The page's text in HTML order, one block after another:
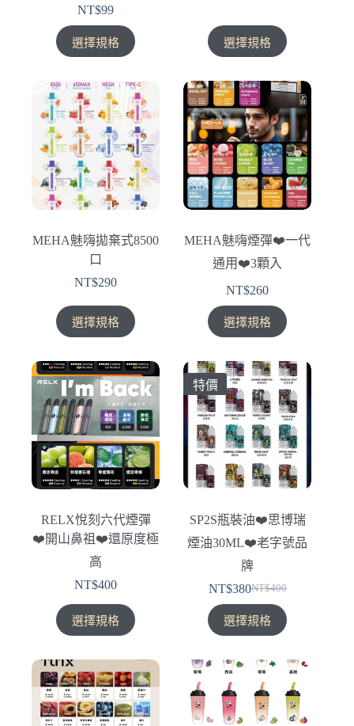
擇
選
項
選
項
NT$99
選擇規格
此
產
有
多
種
款
式。
可
在
品
頁
面
擇
選
項
格：
NT$260。
格：
NT$230。
選擇規格
此
產
有
多
種
款
式。
可
在
品
頁
面
擇
選
項
MEHA魅嗨拋棄式8500
口
NT$290
選擇規格
此
產
有
多
種
款
式。
可
在
品
頁
面
選
選
項
MEHA魅嗨煙彈❤️‍一代
通用❤️‍3顆入
NT$260
選擇規格
此
產
有
多
種
款
式。
可
在
品
頁
面
選
選
項
RELX悅刻六代煙彈
❤️‍開山鼻祖❤️‍還原度極
高
NT$400
選擇規格
此
產
有
多
種
特價
SP2S瓶裝油❤️‍思博瑞
煙油30ML❤️‍老字號品
牌
NT$400
始
價
NT$400。
NT$380
前
價
NT$380。
選擇規格
此
產
有
多
種